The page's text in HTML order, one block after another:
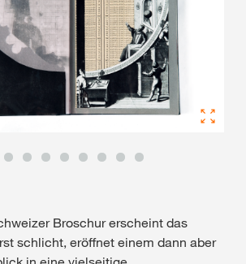
Broschur erscheint das
schlicht, eröffnet einem dann aber